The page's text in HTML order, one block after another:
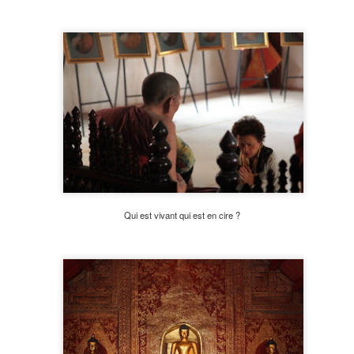
Qui est vivant qui est en cire ?
à quelques 600km de là. La route est paraît-il magnifique et en
bon état, avec malheureusement deux cols à plus de 3200m à
Nous les franchirons allègrement, après avoir payé 40$ (les
paient l’équivalent de 5$, ce sont donc les étrangers et
les camions chinois, qui financent l'entretien de cette route)
à cette route et au tunnel du col. La route est effectivement
souvenez-vous, notre bivouac idyllique, et, après plusieurs
dans un restau plutôt dispendieux mais avec une aire de jeux
qui nous laissera un peu de répit pour Skyper la famille.
trouverons ensuite asile sur le parking du Hyatt, meilleur hôtel de